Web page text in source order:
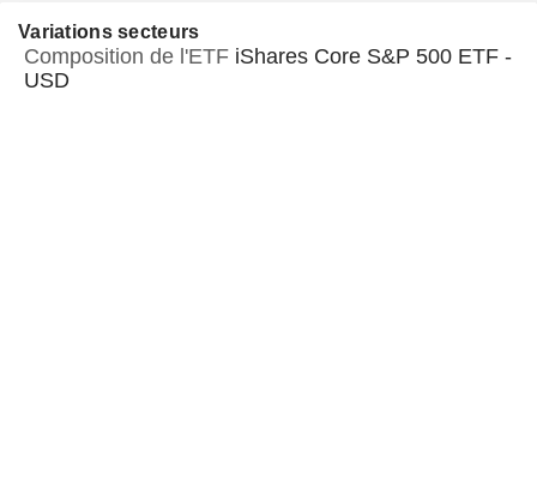
Variations secteurs
Composition de l'ETF iShares Core S&P 500 ETF -
USD